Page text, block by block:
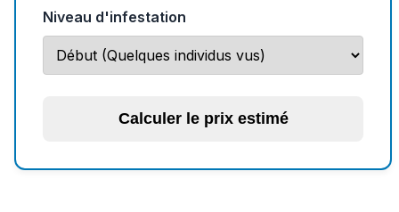
Niveau d'infestation
Calculer le prix estimé